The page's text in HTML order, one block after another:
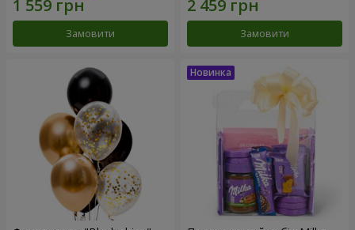
Замовити Замовити